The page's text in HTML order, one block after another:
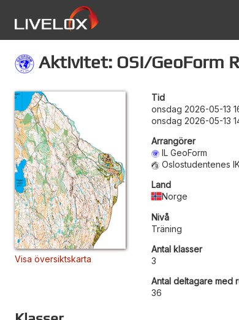
Aktivitet: OSI/GeoForm
Visa översiktskarta
Tid
onsdag 2026-05-13
onsdag 2026-05-13
Arrangörer
IL GeoForm
Oslostudentenes
Land
Norge
Nivå
Träning
Antal klasser
3
Antal deltagare med
36